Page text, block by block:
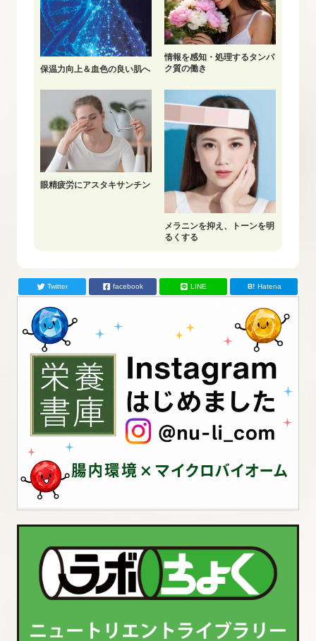
保温力向上＆血色の良い肌へ
情報を感知・処理するタンパ
ク質の働き
眼精疲労にアスタキサンチン
メラニンを抑え、トーンを明
るくする
Twitter facebook LINE Hatena